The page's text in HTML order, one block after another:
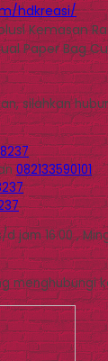
hdkreasi/
Kemasan
Paper Bag
silahkan
082133590101
d jam 16.00 ,
menghubungi